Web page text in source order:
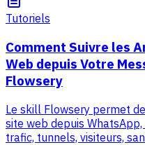
Tutoriels
Comment Suivre les
Web depuis Votre
Flowsery
Le skill Flowsery permet
site web depuis
trafic, tunnels, visiteurs,